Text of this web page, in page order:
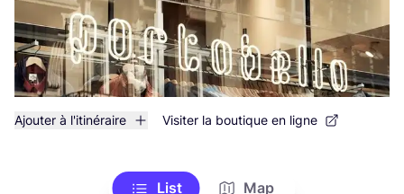
Ajouter à l'itinéraire Visiter la boutique en ligne
List Map